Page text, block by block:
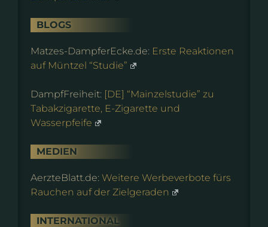
BLOGS
Matzes-DampferEcke.de: Erste Reaktionen
auf Müntzel “Studie”
DampfFreiheit: [DE] “Mainzelstudie” zu
Tabakzigarette, E-Zigarette und
Wasserpfeife
MEDIEN
AerzteBlatt.de: Weitere Werbeverbote fürs
Rauchen auf der Zielgeraden
INTERNATIONAL